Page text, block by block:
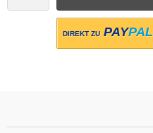
DIREKT ZU PAYPAL